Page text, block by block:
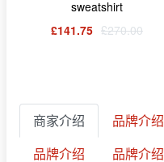
sweatshirt
£141.75 £270.00
商家介绍 品牌介绍
品牌介绍
品牌介绍